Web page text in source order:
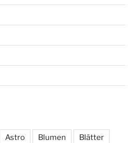
Astro Blumen Blätter